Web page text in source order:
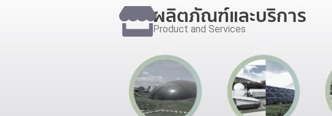
ผลิตภัณฑ์และบริการ
Product and Services